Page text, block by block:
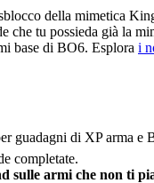
della mimetica
che tu possieda già la
base di BO6. Esplora i
guadagni di XP arma e
completate.
sulle armi che non ti